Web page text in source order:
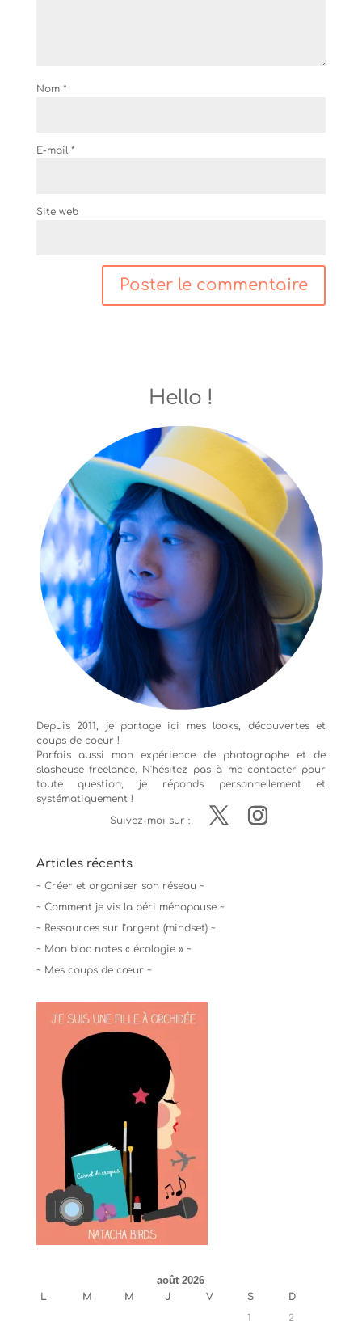
Nom *
E-mail *
Site web
Hello !
Depuis 2011, je partage ici mes looks, découvertes et
coups de coeur !
Parfois aussi mon expérience de photographeet de
slasheuse freelance. N'hésitez pas à me contacter pour
toute question, je réponds personnellement et
systématiquement !
Suivez-moi sur :
Articles récents
~ Créer et organiser son réseau ~
~ Comment je vis la péri ménopause ~
~ Ressources sur l’argent (mindset) ~
~ Mon bloc notes « écologie » ~
~ Mes coups de cœur ~
août 2026
L M M J V S
D
1
2